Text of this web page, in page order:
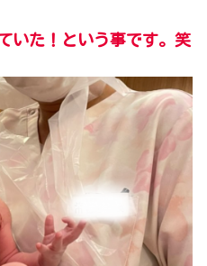
いた！という事です。笑